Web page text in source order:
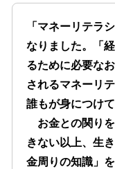
「マネーリテラ
なりました。「
るために必要な
されるマネーリ
誰もが身につけ
お金との関り
きない以上、生
金周りの知識」